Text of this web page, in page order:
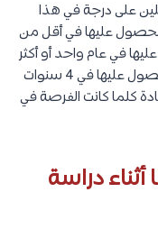
على درجة في هذا
عليها في أقل من
في عام واحد أو أكثر
بقليل)، أو درجة البكالوريوس )التي يمكن الحصول عليها في 4 سنوات
كلما كانت الفرصة في
دراسة